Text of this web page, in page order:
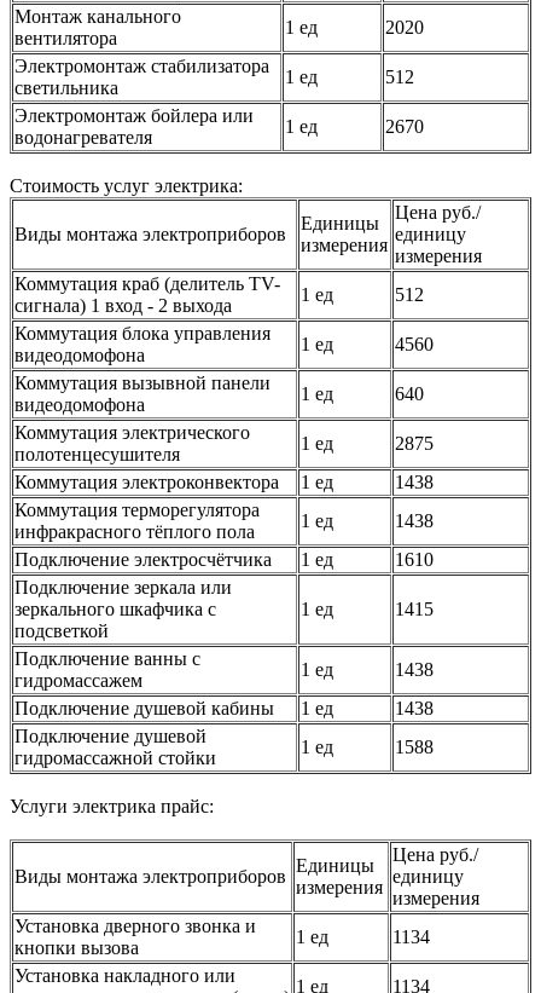
Монтаж канального
вентилятора
1 ед
2020
Электромонтаж стабилизатора
светильника
1 ед
512
Электромонтаж бойлера или
водонагревателя
1 ед 2670
Стоимость услуг электрика:
Виды монтажа электроприборов
Единицы
измерения
Цена руб./
единицу
измерения
Коммутация краб (делитель TV-
сигнала) 1 вход - 2 выхода
1 ед
512
Коммутация блока управления
видеодомофона
1 ед
4560
Коммутация вызывной панели
видеодомофона
1 ед
640
Коммутация электрического
полотенцесушителя
1 ед
2875
Коммутация электроконвектора
1 ед
1438
Коммутация терморегулятора
инфракрасного тёплого пола
1 ед
1438
Подключение электросчётчика
1 ед
1610
Подключение зеркала или
зеркального шкафчика с
подсветкой
1 ед 1415
Подключение ванны с
гидромассажем
1 ед
1438
Подключение душевой кабины
1 ед
1438
Подключение душевой
гидромассажной стойки
1 ед 1588
Услуги электрика прайс:
Виды монтажа электроприборов
Единицы
измерения
Цена руб./
единицу
измерения
Установка дверного звонка и
кнопки вызова
1 ед
1134
Установка накладного или
1 ед 1134